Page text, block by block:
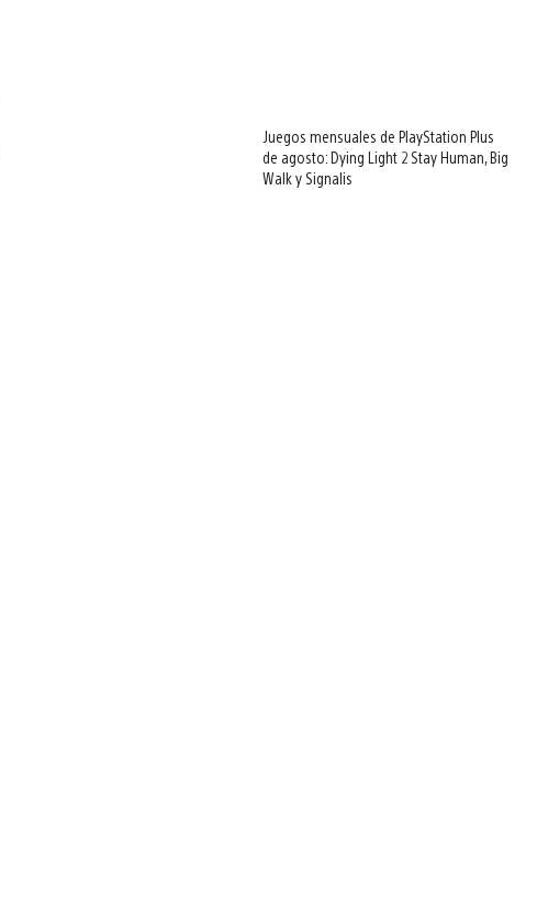
Juegos mensuales de PlayStation Plus
de agosto: Dying Light 2 Stay Human, Big
Walk y Signalis